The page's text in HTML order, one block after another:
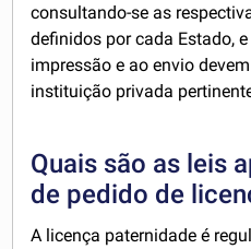
consultando-se as
definidos por cada Estado,
impressão e ao envio
instituição privada
Quais são as leis
de pedido de
A licença paternidade é